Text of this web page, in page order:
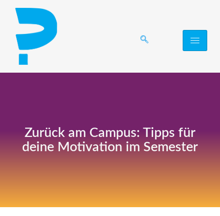
Zurück am Campus: Tipps für
deine Motivation im Semester